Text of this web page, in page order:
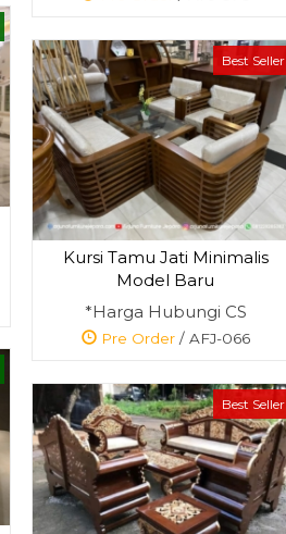
Best Seller
Kursi Tamu Jati Minimalis
Model Baru
*Harga Hubungi CS
Pre Order/ AFJ-066
Best Seller